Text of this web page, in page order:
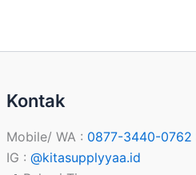
Kontak
Mobile/ WA : 0877-3440-0762
IG : @kitasupplyyaa.id